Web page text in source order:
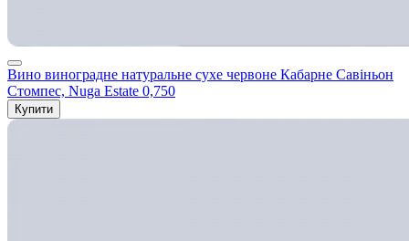
Вино виноградне натуральне сухе червоне Кабарне Савіньон
Стомпес, Nuga Estate 0,750
Купити